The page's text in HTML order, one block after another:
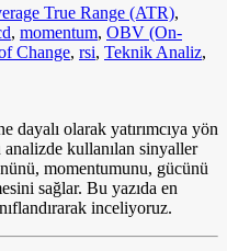
True Range (ATR),
, momentum, OBV (On-
Change, rsi, Teknik Analiz,
olarak yatırımcıya yön
analizde kullanılan sinyaller
momentumunu, gücünü
sağlar. Bu yazıda en
inceliyoruz.